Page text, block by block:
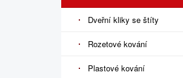
Dveřní kliky se štíty
Rozetové kování
Plastové kování